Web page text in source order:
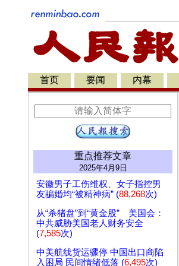
首页 要闻 内幕
重点推荐文章
2025年4月9日
安徽男子工伤维权、女子指控男
友骗婚均“被精神病” (88,268次)
从“杀猪盘”到“黄金股” 美国会：
中共威胁美国老人财务安全
(7,585次)
中美航线货运骤停 中国出口商陷
入困局 民间情绪低落 (6,495次)